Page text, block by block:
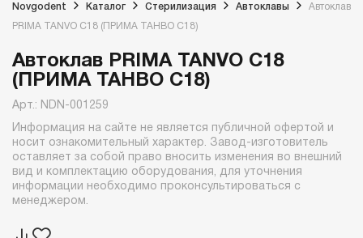
Novgodent Каталог Стерилизация Автоклавы Автоклав
PRIMA TANVO C18 (ПРИМА ТАНВО C18)
Автоклав PRIMA TANVO C18
(ПРИМА ТАНВО C18)
Арт.: NDN-001259
Информация на сайте не является публичной офертой и
носит ознакомительный характер. Завод-изготовитель
оставляет за собой право вносить изменения во внешний
вид и комплектацию оборудования, для уточнения
информации необходимо проконсультироваться с
менеджером.